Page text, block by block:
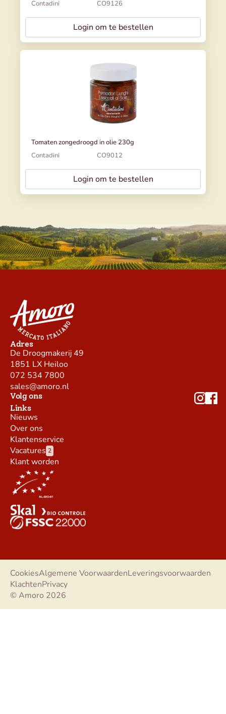
Contadini
CO9126
Login om te bestellen
Tomaten zongedroogd in olie 230g
Contadini
CO9012
Login om te bestellen
Adres
De Droogmakerij 49
1851 LX Heiloo
072 534 7800
sales@amoro.nl
Volg ons
Links
Nieuws
Over ons
Klantenservice
Vacatures 2
Klant worden
© Amoro 2026
CookiesAlgemene VoorwaardenLeveringsvoorwaarden
KlachtenPrivacy